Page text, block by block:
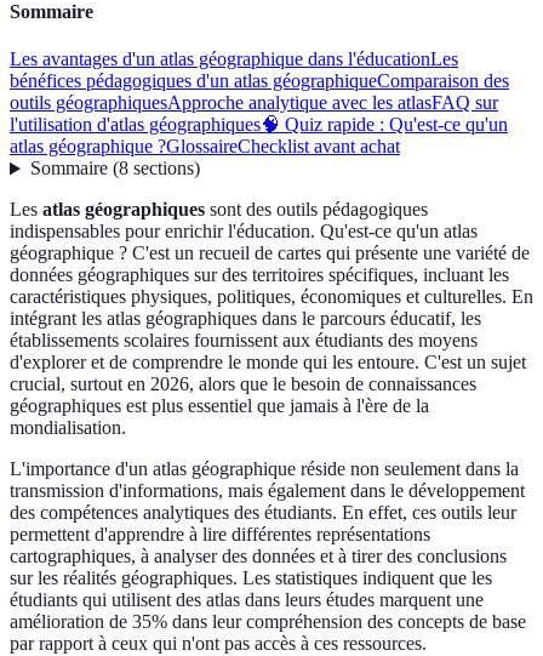
Sommaire
Les avantages d'un atlas géographique dans l'éducationLes
bénéfices pédagogiques d'un atlas géographiqueComparaison des
outils géographiquesApproche analytique avec les atlasFAQ sur
l'utilisation d'atlas géographiques🧠 Quiz rapide : Qu'est-ce qu'un
atlas géographique ?GlossaireChecklist avant achat
Sommaire(8 sections)
Les atlas géographiques sont des outils pédagogiques
indispensables pour enrichir l'éducation. Qu'est-ce qu'un atlas
géographique ? C'est un recueil de cartes qui présente une variété de
données géographiques sur des territoires spécifiques, incluant les
caractéristiques physiques, politiques, économiques et culturelles. En
intégrant les atlas géographiques dans le parcours éducatif, les
établissements scolaires fournissent aux étudiants des moyens
d'explorer et de comprendre le monde qui les entoure. C'est un sujet
crucial, surtout en 2026, alors que le besoin de connaissances
géographiques est plus essentiel que jamais à l'ère de la
mondialisation.
L'importance d'un atlas géographique réside non seulement dans la
transmission d'informations, mais également dans le développement
des compétences analytiques des étudiants. En effet, ces outils leur
permettent d'apprendre à lire différentes représentations
cartographiques, à analyser des données et à tirer des conclusions
sur les réalités géographiques. Les statistiques indiquent que les
étudiants qui utilisent des atlas dans leurs études marquent une
amélioration de 35% dans leur compréhension des concepts de base
par rapport à ceux qui n'ont pas accès à ces ressources.